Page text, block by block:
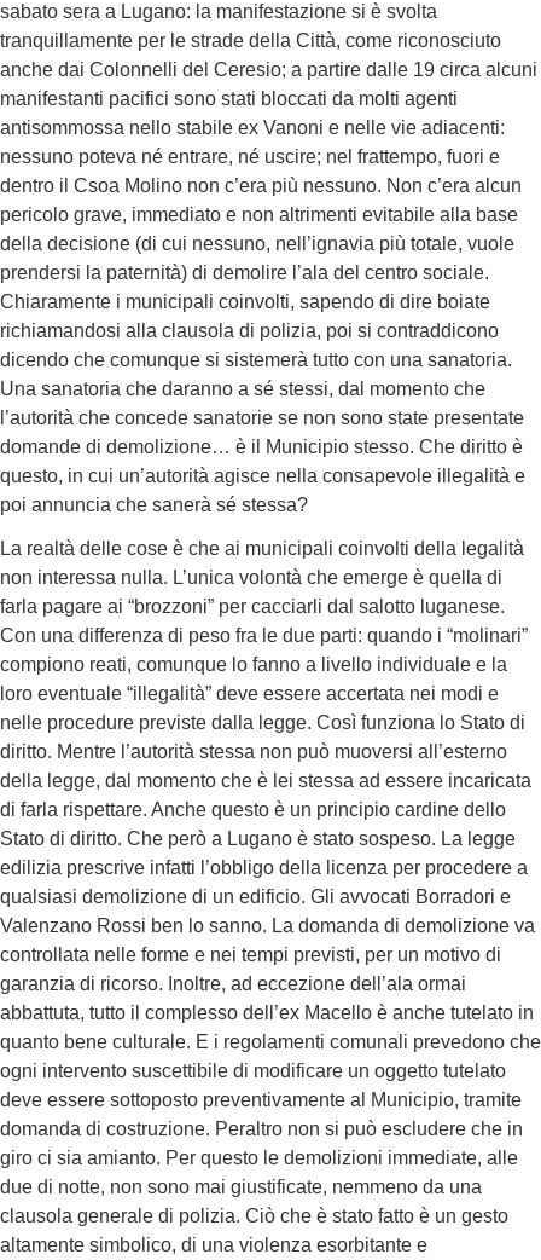
sabato sera a Lugano: la manifestazione si è svolta
tranquillamente per le strade della Città, come riconosciuto
anche dai Colonnelli del Ceresio; a partire dalle 19 circa alcuni
manifestanti pacifici sono stati bloccati da molti agenti
antisommossa nello stabile ex Vanoni e nelle vie adiacenti:
nessuno poteva né entrare, né uscire; nel frattempo, fuori e
dentro il Csoa Molino non c’era più nessuno. Non c’era alcun
pericolo grave, immediato e non altrimenti evitabile alla base
della decisione (di cui nessuno, nell’ignavia più totale, vuole
prendersi la paternità) di demolire l’ala del centro sociale.
Chiaramente i municipali coinvolti, sapendo di dire boiate
richiamandosi alla clausola di polizia, poi si contraddicono
dicendo che comunque si sistemerà tutto con una sanatoria.
Una sanatoria che daranno a sé stessi, dal momento che
l’autorità che concede sanatorie se non sono state presentate
domande di demolizione… è il Municipio stesso. Che diritto è
questo, in cui un’autorità agisce nella consapevole illegalità e
poi annuncia che sanerà sé stessa?
La realtà delle cose è che ai municipali coinvolti della legalità
non interessa nulla. L’unica volontà che emerge è quella di
farla pagare ai “brozzoni” per cacciarli dal salotto luganese.
Con una differenza di peso fra le due parti: quando i “molinari”
compiono reati, comunque lo fanno a livello individuale e la
loro eventuale “illegalità” deve essere accertata nei modi e
nelle procedure previste dalla legge. Così funziona lo Stato di
diritto. Mentre l’autorità stessa non può muoversi all’esterno
della legge, dal momento che è lei stessa ad essere incaricata
di farla rispettare. Anche questo è un principio cardine dello
Stato di diritto. Che però a Lugano è stato sospeso. La legge
edilizia prescrive infatti l’obbligo della licenza per procedere a
qualsiasi demolizione di un edificio. Gli avvocati Borradori e
Valenzano Rossi ben lo sanno. La domanda di demolizione va
controllata nelle forme e nei tempi previsti, per un motivo di
garanzia di ricorso. Inoltre, ad eccezione dell’ala ormai
abbattuta, tutto il complesso dell’ex Macello è anche tutelato in
quanto bene culturale. E i regolamenti comunali prevedono che
ogni intervento suscettibile di modificare un oggetto tutelato
deve essere sottoposto preventivamente al Municipio, tramite
domanda di costruzione. Peraltro non si può escludere che in
giro ci sia amianto. Per questo le demolizioni immediate, alle
due di notte, non sono mai giustificate, nemmeno da una
clausola generale di polizia. Ciò che è stato fatto è un gesto
altamente simbolico, di una violenza esorbitante e